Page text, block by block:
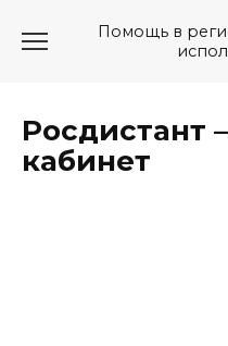
Помощь в
Росдистант
кабинет